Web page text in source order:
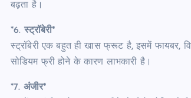
बढ़ता है।
*6. स्ट्रॉबेरी*
स्ट्रॉबेरी एक बहुत ही खास फ्रूट है, इसमें फायबर,
सोडियम फ्री होने के कारण लाभकारी है।
*7. अंजीर*